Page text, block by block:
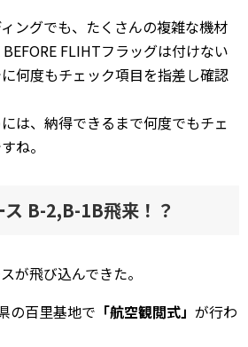
ングでも、たくさんの複雑な機材
FLIHTフラッグは付けない
何度もチェック項目を指差し確認
は、納得できるまで何度でもチェ
ね。
B-2,B-1B飛来！？
が飛び込んできた。
の百里基地で 「航空観閲式」 が行わ